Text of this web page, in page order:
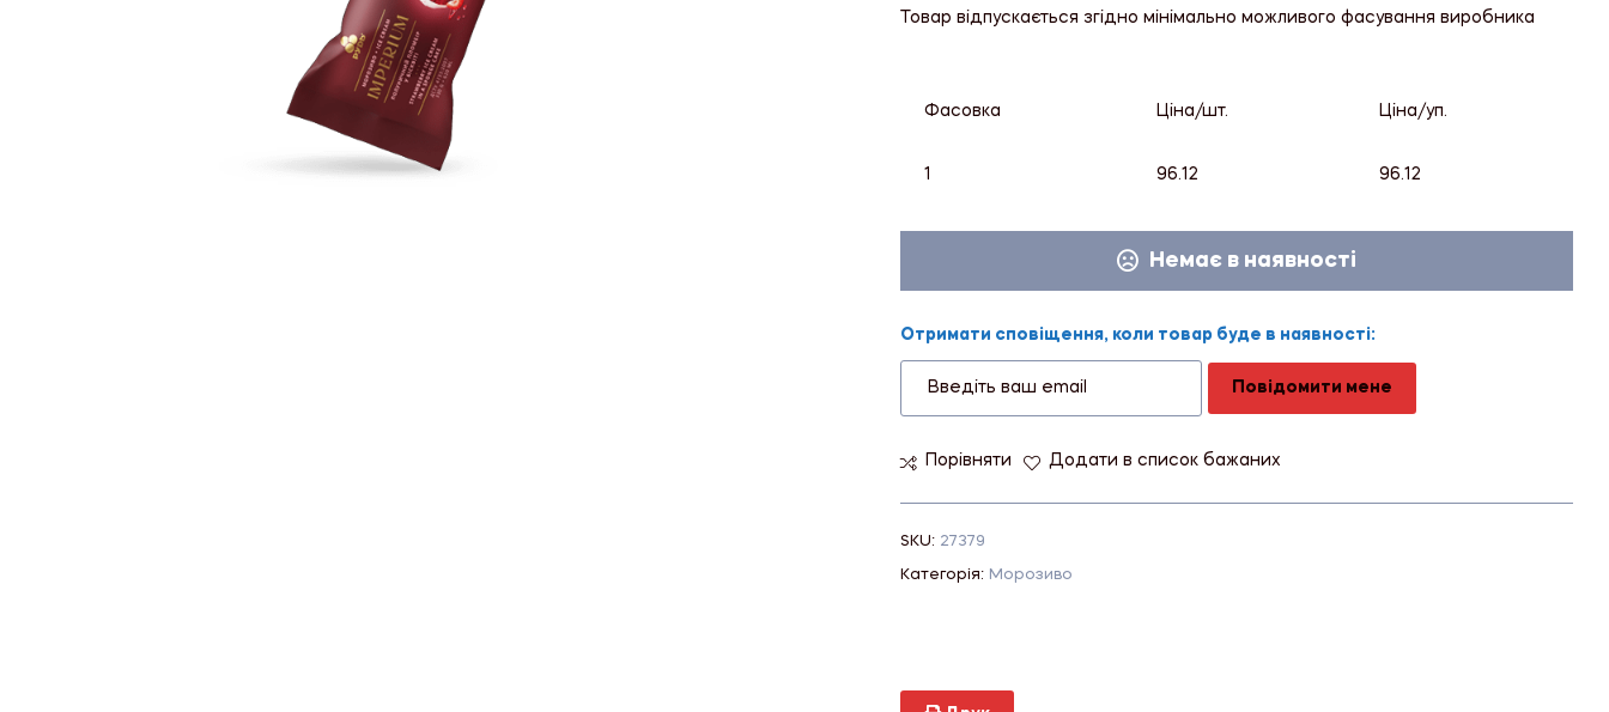
Товар відпускається згідно мінімально можливого фасування виробника
Фасовка Ціна/шт. Ціна/уп.
1 96.12 96.12
Немає в наявності
Отримати сповіщення, коли товар буде в наявності:
Повідомити мене
Порівняти Додати в список бажаних
SKU: 27379
Категорія: Морозиво